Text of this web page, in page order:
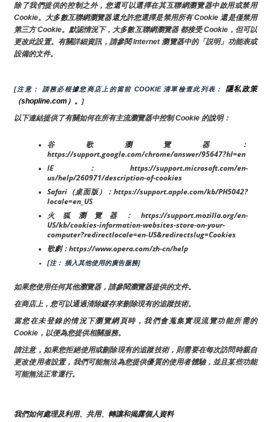
除了我們提供的控制之外，您還可以選擇在其互聯網瀏覽器中啟用或禁用
Cookie。大多數互聯網瀏覽器還允許您選擇是禁用所有 Cookie 還是僅禁用
第三方 Cookie。默認情況下，大多數互聯網瀏覽器 都接受 Cookie，但可以
更改此設置。有關詳細資訊，請參閱 Internet 瀏覽器中的「説明」功能表或
設備的文件。
[注意： 請務必根據您商店上的當前 COOKIE 清單檢查此列表： 隱私政策
（shopline.com）。
]
以下連結提供了有關如何在所有主流瀏覽器中控制 Cookie 的說明：
谷歌瀏覽器：
https://support.google.com/chrome/answer/95647?hl=en
IE：https://support.microsoft.com/en-
us/help/260971/description-of-cookies
Safari（桌面版）：https://support.apple.com/kb/PH5042?
locale=en_US
火狐瀏覽器：https://support.mozilla.org/en-
US/kb/cookies-information-websites-store-on-your-
computer?redirectlocale=en-US&redirectslug=Cookies
歌劇：https://www.opera.com/zh-cn/help
[注： 插入其他使用的廣告服務]
如果您使用任何其他瀏覽器，請參閱瀏覽器提供的文件。
在商店上，您可以通過清除緩存來刪除現有的追蹤技術。
當您在未登錄的情況下瀏覽網頁時，我們會蒐集實現流覽功能所需的
Cookie，以便為您提供相關服務。
請注意，如果您拒絕使用或刪除現有的追蹤技術，則需要在每次訪問時親自
更改使用者設置，我們可能無法為您提供優質的使用者體驗，並且某些功能
可能無法正常運行。
我們如何處理及利用、共用、轉讓和揭露個人資料